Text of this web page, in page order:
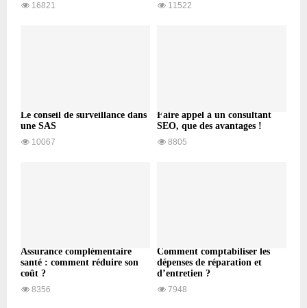
16821 11522
Le conseil de surveillance dans
une SAS
10067
Faire appel à un consultant
SEO, que des avantages !
8805
Assurance complémentaire
santé : comment réduire son
coût ?
8356
Comment comptabiliser les
dépenses de réparation et
d’entretien ?
7948